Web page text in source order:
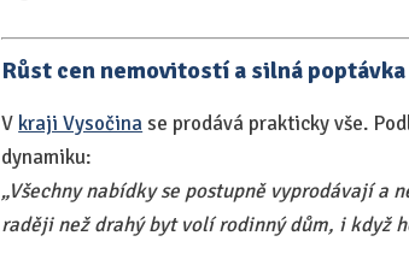
Růst cen nemovitostí a silná poptávka
V kraji Vysočina se prodává prakticky vše.
dynamiku:
„Všechny nabídky se postupně vyprodávají a
raději než drahý byt volí rodinný dům, i když